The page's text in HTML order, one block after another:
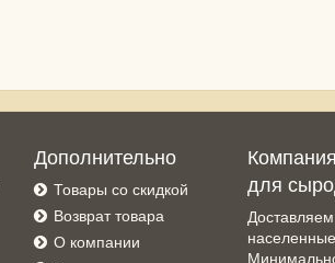
Дополнительно
Товары со скидкой
Возврат товара
О компании
для